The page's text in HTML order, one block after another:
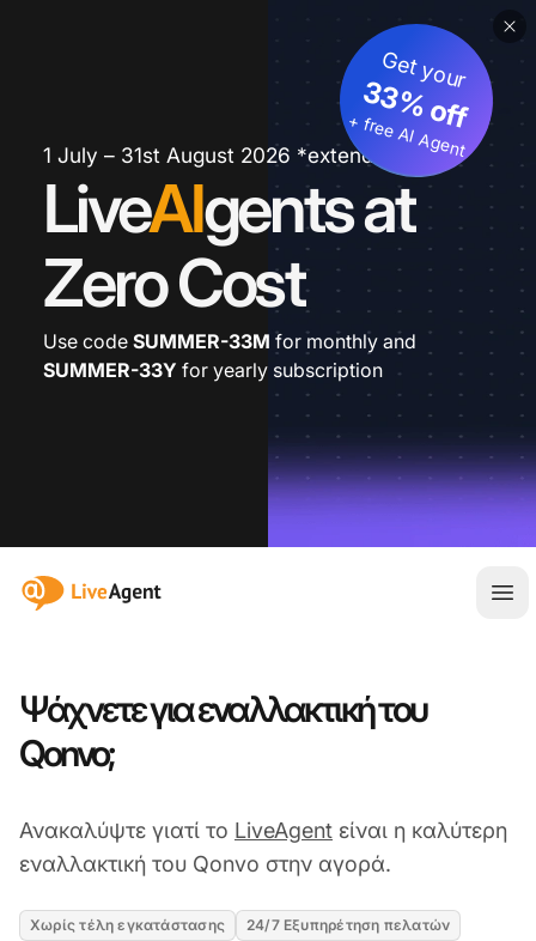
1 July – 31st August 2026 *extended
LiveAIgents at
Zero Cost
Get your
33% off
+ free AI Agent
Use code SUMMER-33M for monthly and
SUMMER-33Y for yearly subscription
:site.title
Ψάχνετε για εναλλακτική του
Qonvo;
Ανακαλύψτε γιατί το LiveAgent είναι η καλύτερη
εναλλακτική του Qonvo στην αγορά.
Χωρίς τέλη εγκατάστασης
24/7 Εξυπηρέτηση πελατών